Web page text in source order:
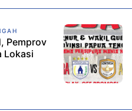
Pemprov
Lokasi